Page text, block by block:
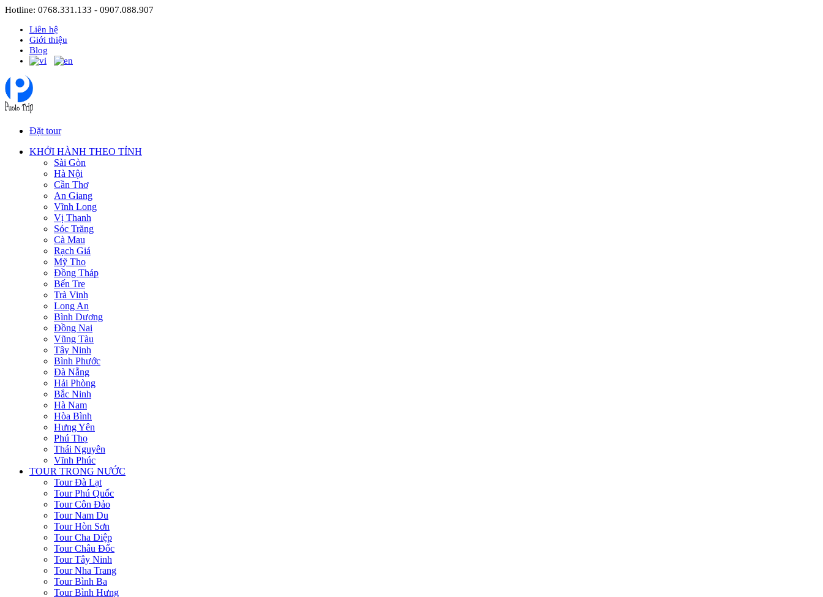
Hotline: 0768.331.133 - 0907.088.907
Liên hệ
Giới thiệu
Blog
Đặt tour
KHỞI HÀNH THEO TỈNH
Sài Gòn
Hà Nội
Cần Thơ
An Giang
Vĩnh Long
Vị Thanh
Sóc Trăng
Cà Mau
Rạch Giá
Mỹ Tho
Đồng Tháp
Bến Tre
Trà Vinh
Long An
Bình Dương
Đồng Nai
Vũng Tàu
Tây Ninh
Bình Phước
Đà Nẵng
Hải Phòng
Bắc Ninh
Hà Nam
Hòa Bình
Hưng Yên
Phú Thọ
Thái Nguyên
Vĩnh Phúc
TOUR TRONG NƯỚC
Tour Đà Lạt
Tour Phú Quốc
Tour Côn Đảo
Tour Nam Du
Tour Hòn Sơn
Tour Cha Diệp
Tour Châu Đốc
Tour Tây Ninh
Tour Nha Trang
Tour Bình Ba
Tour Bình Hưng